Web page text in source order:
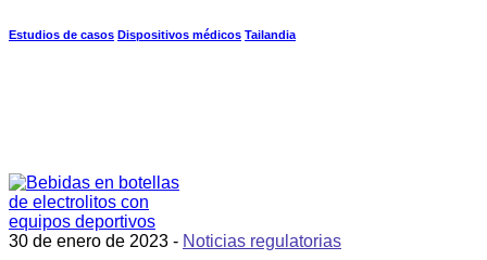
Estudios de casos Dispositivos médicos Tailandia
30 de enero de 2023 - Noticias regulatorias